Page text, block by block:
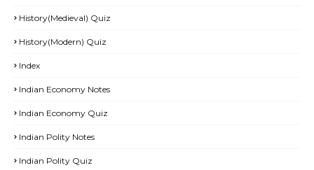
History(Medieval) Quiz
History(Modern) Quiz
Index
Indian Economy Notes
Indian Economy Quiz
Indian Polity Notes
Indian Polity Quiz